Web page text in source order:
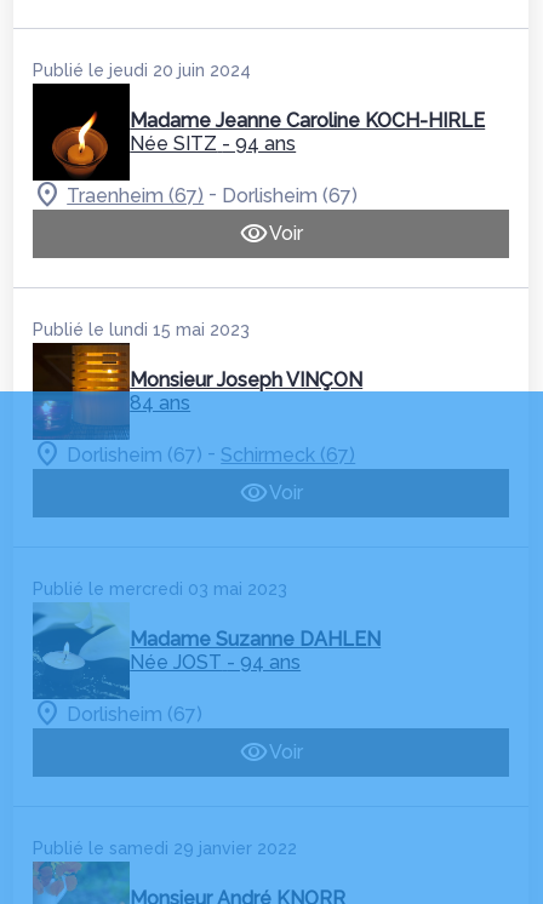
Publié le jeudi 20 juin 2024
Madame Jeanne Caroline KOCH-HIRLE
Née SITZ - 94 ans
Traenheim (67) - Dorlisheim (67)
Voir
Publié le lundi 15 mai 2023
Monsieur Joseph VINÇON
84 ans
Dorlisheim (67) - Schirmeck (67)
Voir
Publié le mercredi 03 mai 2023
Madame Suzanne DAHLEN
Née JOST - 94 ans
Dorlisheim (67)
Voir
Publié le samedi 29 janvier 2022
Monsieur André KNORR